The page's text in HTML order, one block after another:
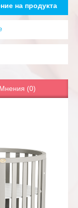
на продукта
Мнения (0)